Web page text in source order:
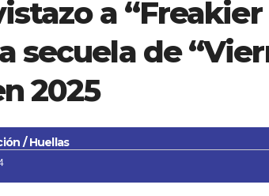
a “Freakier
secuela de
2025
/ Huellas